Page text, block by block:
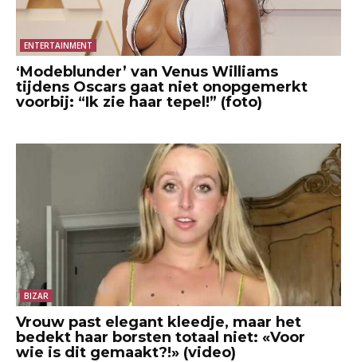
ENTERTAINMENT
‘Modeblunder’ van Venus Williams
tijdens Oscars gaat niet onopgemerkt
voorbij: “Ik zie haar tepel!” (foto)
BIZAR
Vrouw past elegant kleedje, maar het
bedekt haar borsten totaal niet: «Voor
wie is dit gemaakt?!» (video)